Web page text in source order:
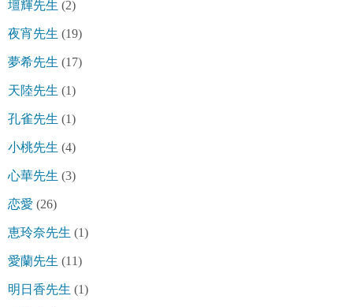
壇輝先生 (2)
夜宵先生 (19)
夢希先生 (17)
天陸先生 (1)
孔雀先生 (1)
小桃先生 (4)
心華先生 (3)
恋愛 (26)
恵玲奈先生 (1)
愛蘭先生 (11)
明日香先生 (1)